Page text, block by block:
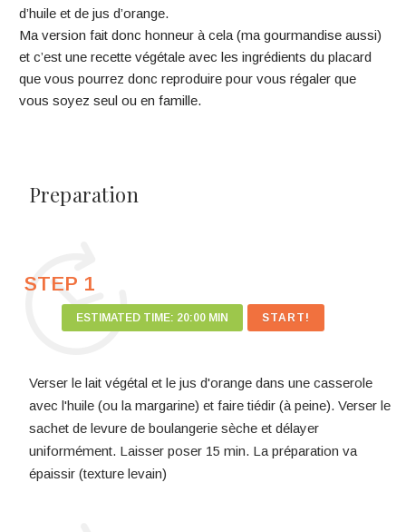
d’huile et de jus d’orange.
Ma version fait donc honneur à cela (ma gourmandise aussi)
et c’est une recette végétale avec les ingrédients du placard
que vous pourrez donc reproduire pour vous régaler que
vous soyez seul ou en famille.
Preparation
STEP 1
ESTIMATED TIME: 20:00 MIN
Verser le lait végétal et le jus d'orange dans une casserole
avec l'huile (ou la margarine) et faire tiédir (à peine). Verser le
sachet de levure de boulangerie sèche et délayer
uniformément. Laisser poser 15 min. La préparation va
épaissir (texture levain)